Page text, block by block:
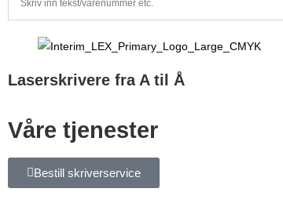
Laserskrivere fra A til Å
Våre tjenester
Bestill skriverservice